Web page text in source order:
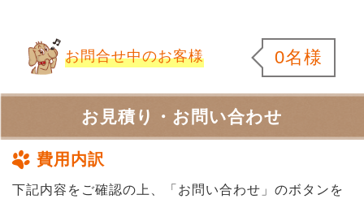
お問合せ中のお客様 0名様
お見積り・お問い合わせ
費用内訳
下記内容をご確認の上、「お問い合わせ」のボタンを